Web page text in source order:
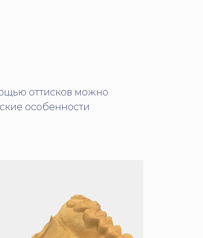
оттисков можно
особенности